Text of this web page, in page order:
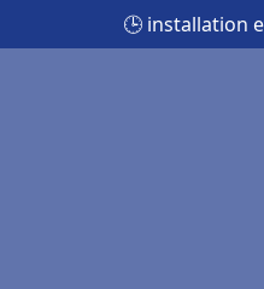
🕒 installation